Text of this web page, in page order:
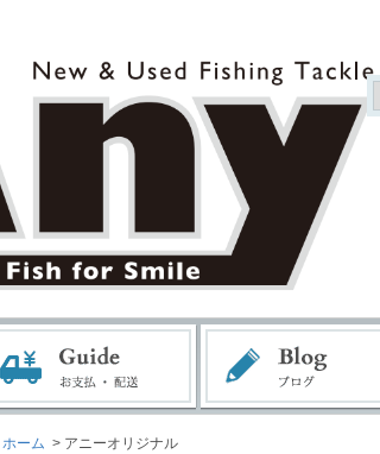
ホーム > アニーオリジナル